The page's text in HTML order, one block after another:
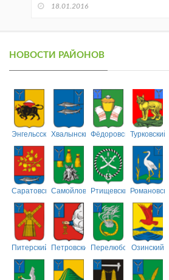
18.01.2016
НОВОСТИ РАЙОНОВ
ЭнгельсскийХвалынскийФёдоровскийТурковский
СаратовскийСамойловскийРтищевский
Питерский ПетровскийПерелюбскийОзинский